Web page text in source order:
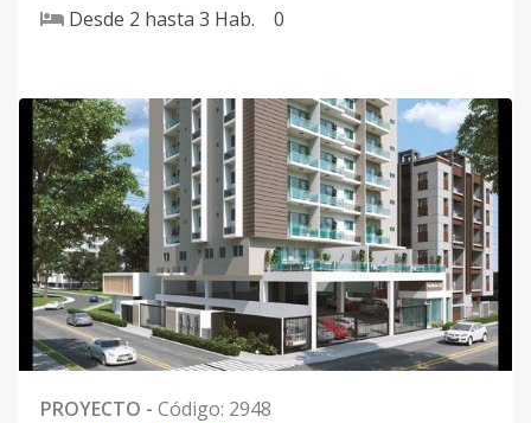
Desde 2 hasta 3 Hab. 0
PROYECTO - Código: 2948